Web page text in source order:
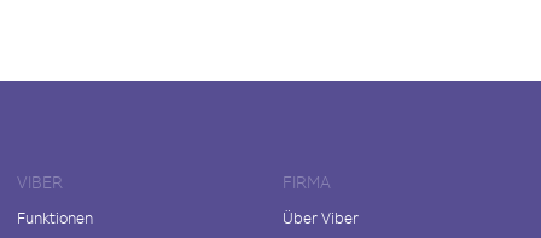
VIBER
Funktionen
FIRMA
Über Viber